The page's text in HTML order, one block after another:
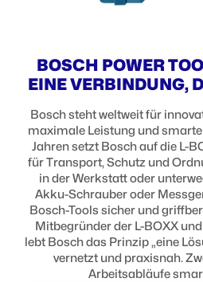
BOSCH POWER
EINE VERBINDUNG,
Bosch steht weltweit für
maximale Leistung und
Jahren setzt Bosch auf die L-
für Transport, Schutz und
in der Werkstatt oder
Akku-Schrauber oder
Bosch-Tools sicher und
Mitbegründer der L-BOXX
lebt Bosch das Prinzip „eine
vernetzt und praxisnah.
Arbeitsabläufe